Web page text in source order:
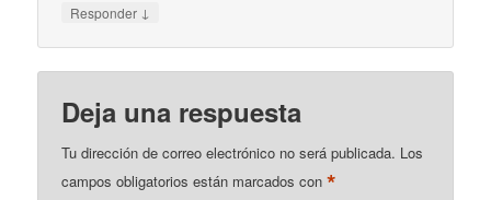
Responder ↓
Deja una respuesta
Tu dirección de correo electrónico no será publicada. Los
campos obligatorios están marcados con*